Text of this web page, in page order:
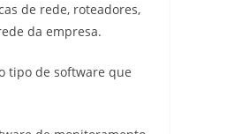
de rede, roteadores,
da empresa.
tipo de software que